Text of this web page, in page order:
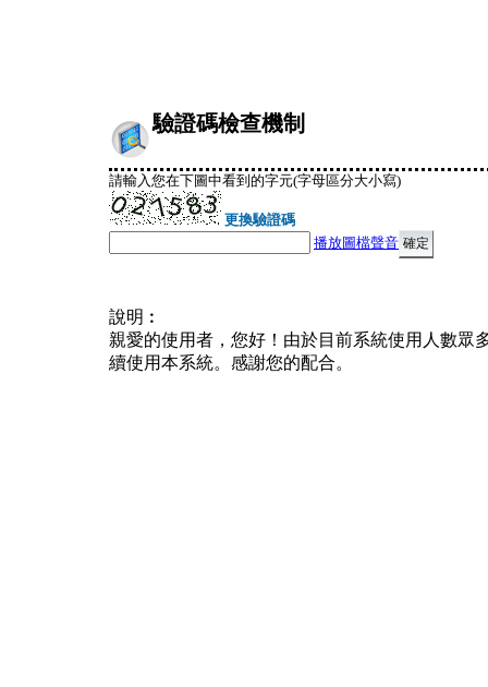
驗證碼檢查機制
請輸入您在下圖中看到的字元(字母區分大小寫)
更換驗證碼
播放圖檔聲音
說明︰
親愛的使用者，您好！由於目前系統使用人數眾
續使用本系統。感謝您的配合。